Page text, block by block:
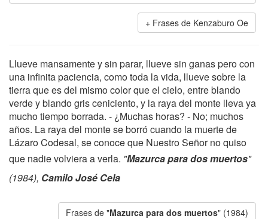
Frases de Kenzaburo Oe
Llueve mansamente y sin parar, llueve sin ganas pero con
una infinita paciencia, como toda la vida, llueve sobre la
tierra que es del mismo color que el cielo, entre blando
verde y blando gris ceniciento, y la raya del monte lleva ya
mucho tiempo borrada. - ¿Muchas horas? - No; muchos
años. La raya del monte se borró cuando la muerte de
Lázaro Codesal, se conoce que Nuestro Señor no quiso
que nadie volviera a verla. "Mazurca para dos muertos"
(1984), Camilo José Cela
Frases de "Mazurca para dos muertos" (1984)